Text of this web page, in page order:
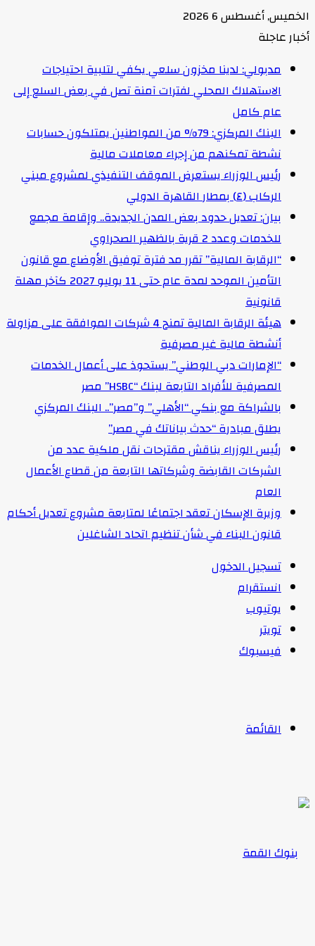
الخميس, أغسطس 6 2026
أخبار عاجلة
مدبولي: لدينا مخزون سلعي يكفي لتلبية احتياجات
الاستهلاك المحلي لفترات آمنة تصل في بعض السلع إلى
عام كامل
البنك المركزي: 79% من المواطنين يمتلكون حسابات
نشطة تمكنهم من إجراء معاملات مالية
رئيس الوزراء يستعرض الموقف التنفيذي لمشروع مبني
الركاب (٤) بمطار القاهرة الدولي
بيان: تعديل حدود بعض المدن الجديدة.. وإقامة مجمع
للخدمات وعدد 2 قرية بالظهير الصحراوي
“الرقابة المالية” تقرر مد فترة توفيق الأوضاع مع قانون
التأمين الموحد لمدة عام حتى 11 يوليو 2027 كآخر مهلة
قانونية
هيئة الرقابة المالية تمنح 4 شركات الموافقة على مزاولة
أنشطة مالية غير مصرفية
“الإمارات دبي الوطني” يستحوذ على أعمال الخدمات
المصرفية للأفراد التابعة لبنك “HSBC” مصر
بالشراكة مع بنكي “الأهلي” و”مصر”.. البنك المركزي
يطلق مبادرة “حدث بياناتك في مصر”
رئيس الوزراء يناقش مقترحات نقل ملكية عدد من
الشركات القابضة وشركاتها التابعة من قطاع الأعمال
العام
وزيرة الإسكان تعقد اجتماعًا لمتابعة مشروع تعديل أحكام
قانون البناء في شأن تنظيم اتحاد الشاغلين
تسجيل الدخول
انستقرام
يوتيوب
تويتر
فيسبوك
القائمة